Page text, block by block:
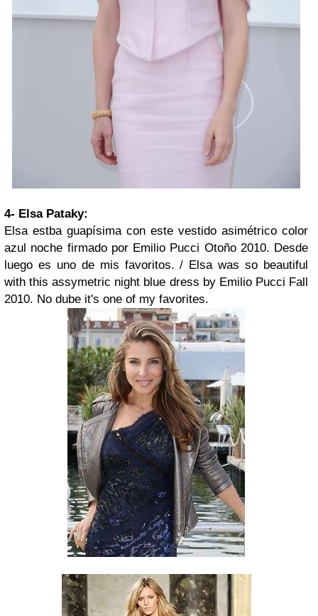
4- Elsa Pataky:
Elsa estba guapísima con este vestido asimétrico color
azul noche firmado por Emilio Pucci Otoño 2010. Desde
luego es uno de mis favoritos. / Elsa was so beautiful
with this assymetric night blue dress by Emilio Pucci Fall
2010. No dube it's one of my favorites.